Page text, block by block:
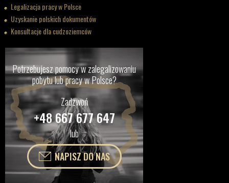
Legalizacja pracy w Polsce
Uzyskanie polskich dokumentów
Konsultacje dla cudzoziemców
Potrzebujesz pomocy w zalegalizowaniu
pobytu lub pracy w Polsce?
Zadzwoń
+48 667 677 647
lub
NAPISZ DO NAS